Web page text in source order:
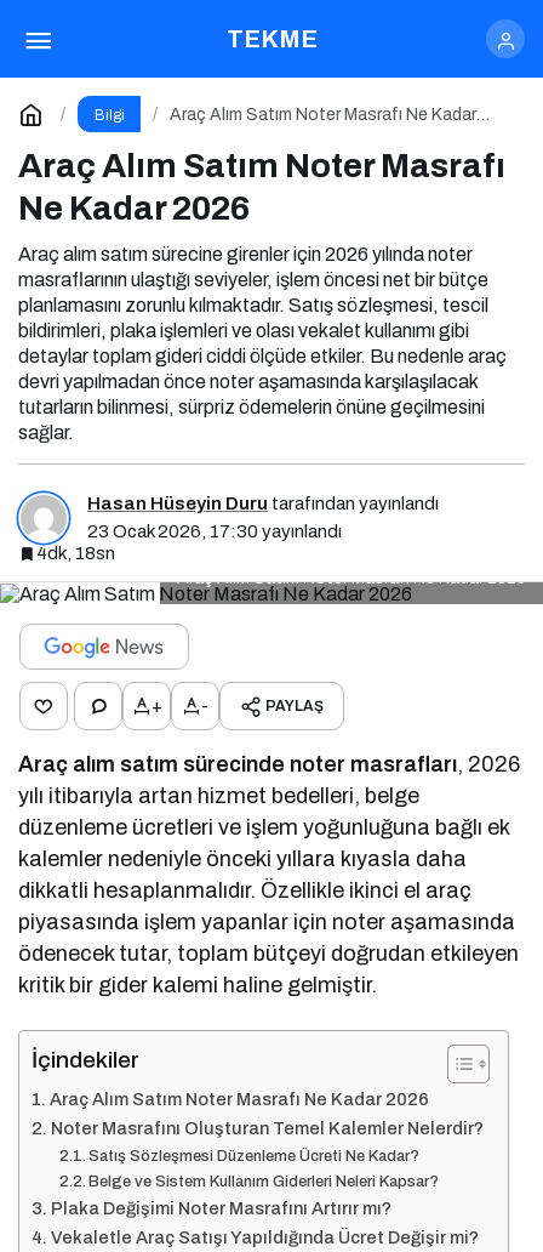
TEKME
Bilgi
Araç Alım Satım Noter Masrafı Ne Kadar
Araç Alım Satım Noter Masrafı
Ne Kadar 2026
Araç alım satım sürecine girenler için 2026 yılında noter
masraflarının ulaştığı seviyeler, işlem öncesi net bir bütçe
planlamasını zorunlu kılmaktadır. Satış sözleşmesi, tescil
bildirimleri, plaka işlemleri ve olası vekalet kullanımı gibi
detaylar toplam gideri ciddi ölçüde etkiler. Bu nedenle araç
devri yapılmadan önce noter aşamasında karşılaşılacak
tutarların bilinmesi, sürpriz ödemelerin önüne geçilmesini
sağlar.
Hasan Hüseyin Duru tarafından yayınlandı
23 Ocak 2026, 17:30 yayınlandı
4dk, 18sn
Araç Alım Satım Noter Masrafı Ne Kadar 2026
+ - PAYLAŞ
Araç alım satım sürecinde noter masrafları, 2026
yılı itibarıyla artan hizmet bedelleri, belge
düzenleme ücretleri ve işlem yoğunluğuna bağlı ek
kalemler nedeniyle önceki yıllara kıyasla daha
dikkatli hesaplanmalıdır. Özellikle ikinci el araç
piyasasında işlem yapanlar için noter aşamasında
ödenecek tutar, toplam bütçeyi doğrudan etkileyen
kritik bir gider kalemi haline gelmiştir.
İçindekiler
Araç Alım Satım Noter Masrafı Ne Kadar 2026
Noter Masrafını Oluşturan Temel Kalemler Nelerdir?
Satış Sözleşmesi Düzenleme Ücreti Ne Kadar?
Belge ve Sistem Kullanım Giderleri Neleri Kapsar?
Plaka Değişimi Noter Masrafını Artırır mı?
Vekaletle Araç Satışı Yapıldığında Ücret Değişir mi?
Araç Alım Satım Noter Masrafı Ne Kadar 2026
Yorum Yap